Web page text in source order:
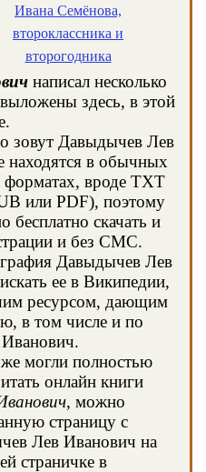
Ивана Семёнова,
второклассника и
второгодника
написал несколько
здесь, в этой
зовут Давыдычев Лев
находятся в обычных
форматах, вроде TXT
или PDF), поэтому
скачать и
и без СМС.
Давыдычев Лев
ее в Википедии,
ресурсом, дающим
в том числе и по
могли полностью
онлайн книги
, можно
страницу с
Лев Иванович на
страничке в